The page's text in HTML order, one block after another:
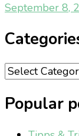
September 8,
Categories
Popular